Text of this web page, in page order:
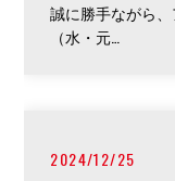
誠に勝手ながら、
（水・元…
2024/12/25